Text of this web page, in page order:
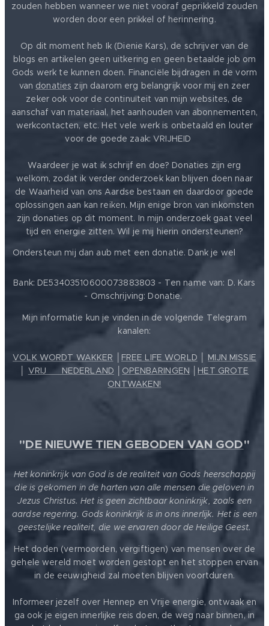
zouden hebben wanneer we niet vooraf geprikkeld zouden
worden door een prikkel of herinnering.
Op dit moment heb Ik (Dienie Kars), de schrijver van de
blogs en artikelen geen uitkering en geen betaalde job om
Gods werk te kunnen doen. Financiële bijdragen in de vorm
van donaties zijn daarom erg belangrijk voor mij en zeer
zeker ook voor de continuïteit van mijn websites, de
aanschaf van materiaal, het aanhouden van abonnementen,
werkcontacten, etc. Het vele werk is onbetaald en louter
voor de goede zaak: VRIJHEID ❤️
Waardeer je wat ik schrijf en doe? Donaties zijn erg
welkom, zodat ik verder onderzoek kan blijven doen naar
de Waarheid van ons Aardse bestaan en daardoor goede
oplossingen aan kan reiken. Mijn enige bron van inkomsten
zijn donaties op dit moment. In mijn onderzoek gaat veel
tijd en energie zitten. Wil je mij hierin ondersteunen?
Ondersteun mij dan aub met een donatie. Dank je wel
Bank: DE53403510600073883803 - Ten name van: D. Kars
- Omschrijving: Donatie.
Mijn informatie kun je vinden in de volgende Telegram
kanalen:
VOLK WORDT WAKKER FREE LIFE WORLD
MIJN MISSIE
VRIJ ❤️ NEDERLAND OPENBARINGEN
HET GROTE
ONTWAKEN!
"DE NIEUWE TIEN GEBODEN VAN GOD"
Het koninkrijk van God is de realiteit van Gods heerschappij
die is gekomen in de harten van alle mensen die geloven in
Jezus Christus. Het is geen zichtbaar koninkrijk, zoals een
aardse regering. Gods koninkrijk is in ons innerlijk. Het is een
geestelijke realiteit, die we ervaren door de Heilige Geest.
Het doden (vermoorden, vergiftigen) van mensen over de
gehele wereld moet worden gestopt en het stoppen ervan
in de eeuwigheid zal moeten blijven voortduren.
Informeer jezelf over Hennep en Vrije energie, ontwaak en
ga ook je eigen innerlijke reis doen, de weg naar binnen, in